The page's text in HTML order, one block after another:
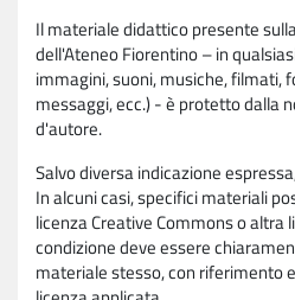
Il materiale didattico presente
dell'Ateneo Fiorentino – in
immagini, suoni, musiche, filmati,
messaggi, ecc.) - è protetto dalla
d'autore.
Salvo diversa indicazione
In alcuni casi, specifici materiali
licenza Creative Commons o altra
condizione deve essere
materiale stesso, con riferimento